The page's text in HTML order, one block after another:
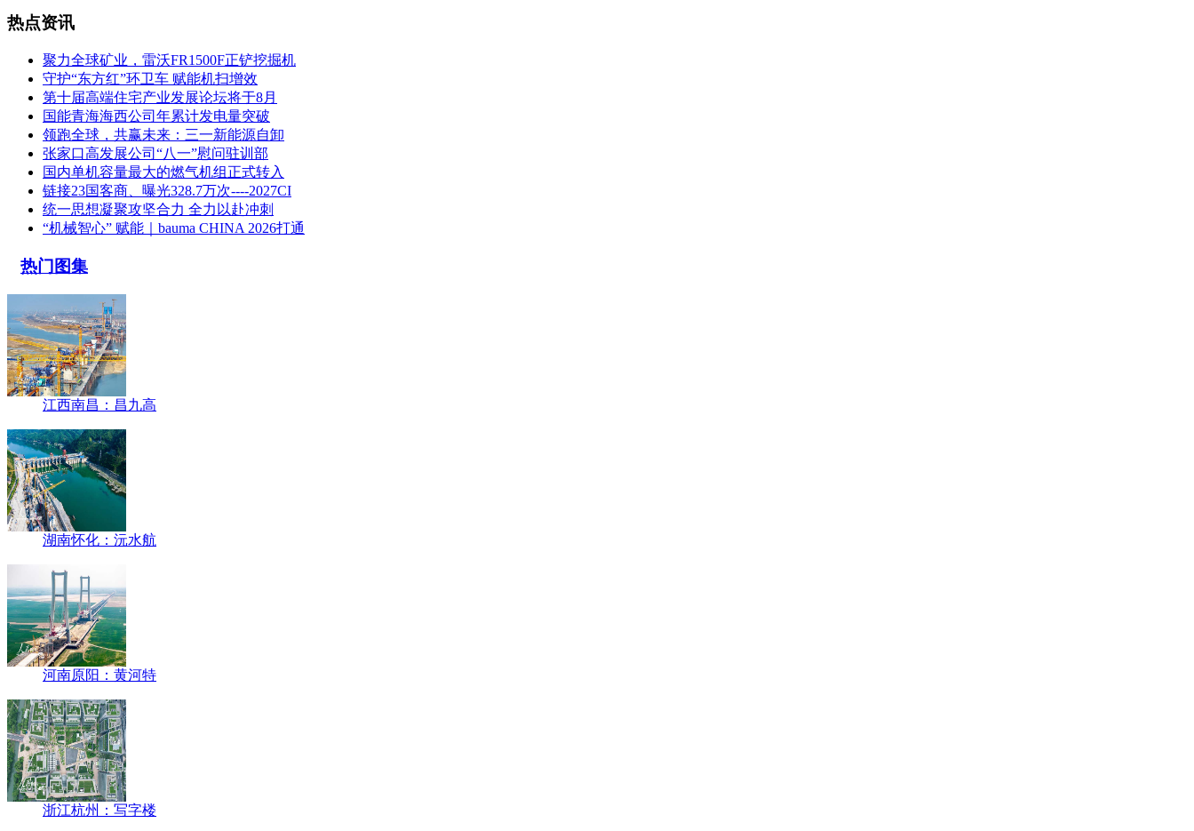
热点资讯
聚力全球矿业，雷沃FR1500F正铲挖掘机
守护“东方红”环卫车 赋能机扫增效
第十届高端住宅产业发展论坛将于8月
国能青海海西公司年累计发电量突破
领跑全球，共赢未来：三一新能源自卸
张家口高发展公司“八一”慰问驻训部
国内单机容量最大的燃气机组正式转入
链接23国客商、曝光328.7万次----2027CI
统一思想凝聚攻坚合力 全力以赴冲刺
“机械智心” 赋能｜bauma CHINA 2026打通
热门图集
江西南昌：昌九高
湖南怀化：沅水航
河南原阳：黄河特
浙江杭州：写字楼